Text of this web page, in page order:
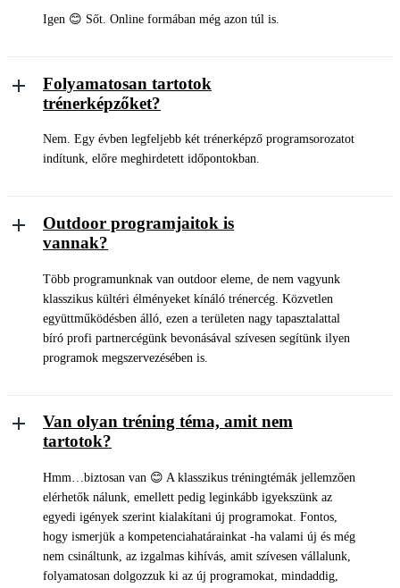
Igen 😊 Sőt. Online formában még azon túl is.
Folyamatosan tartotok
trénerképzőket?
Nem. Egy évben legfeljebb két trénerképző programsorozatot
indítunk, előre meghirdetett időpontokban.
Outdoor programjaitok is
vannak?
Több programunknak van outdoor eleme, de nem vagyunk
klasszikus kültéri élményeket kínáló trénercég. Közvetlen
együttműködésben álló, ezen a területen nagy tapasztalattal
bíró profi partnercégünk bevonásával szívesen segítünk ilyen
programok megszervezésében is.
Van olyan tréning téma, amit nem
tartotok?
Hmm…biztosan van 😊 A klasszikus tréningtémák jellemzően
elérhetők nálunk, emellett pedig leginkább igyekszünk az
egyedi igények szerint kialakítani új programokat. Fontos,
hogy ismerjük a kompetenciahatárainkat -ha valami új és még
nem csináltunk, az izgalmas kihívás, amit szívesen vállalunk,
folyamatosan dolgozzuk ki az új programokat, mindaddig,